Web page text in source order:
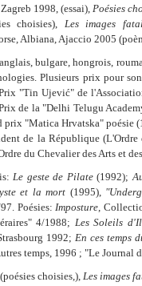
1998, (essai), Poésies
choisies), Les images
Albiana, Ajaccio 2005
bulgare, hongrois,
Plusieurs prix pour
"Tin Ujević" de
de la "Delhi Telugu
prix "Matica Hrvatska" poésie
de la République
du Chevalier des Arts et
Le geste de Pilate(1992);
et la mort (1995),
Poésies:Imposture,
4/1988; Les Soleils
1992; En ces temps
temps, 1996 ; "Le Journal
choisies,), Les images